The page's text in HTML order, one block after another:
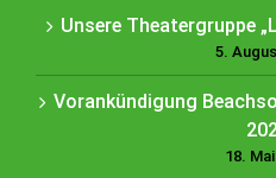
Unsere Theatergruppe
5.
Vorankündigung
18.